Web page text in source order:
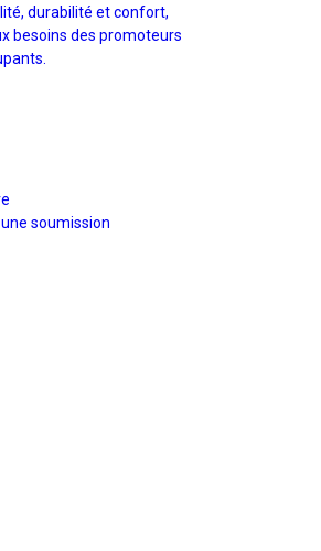
durabilité et confort,
besoins des promoteurs
soumission